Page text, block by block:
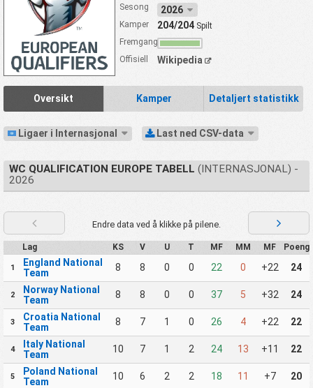
Sesong 2026
Kamper 204/204Spilt
Fremgang
Offisiell
Wikipedia
Oversikt Kamper Detaljert statistikk
Ligaer i Internasjonal Last ned CSV-data
WC QUALIFICATION EUROPE TABELL (INTERNASJONAL) -
2026
Endre data ved å klikke på pilene.
Lag KS V U T MF MM MF Poeng
1
England National
Team
8 8 0 0 22 0 +22 24
2
Norway National
Team
8 8 0 0 37 5 +32 24
3
Croatia National
Team
8 7 1 0 26 4 +22 22
4
Italy National
Team
10 7 1 2 24 13 +11 22
5
Poland National
Team
10 6 2 2 18 11 +7 20